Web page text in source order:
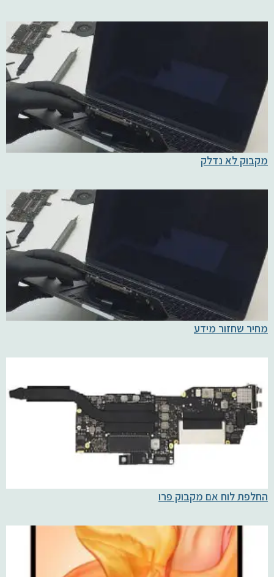
מקבוק לא נדלק
מחיר שחזור מידע
החלפת לוח אם מקבוק פרו